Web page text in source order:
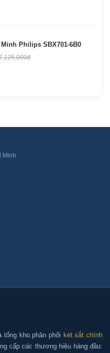
Philips SBX701-6B0
Minh
tổng kho phân phối két sắt chính
cấp các thương hiệu hàng đầu: